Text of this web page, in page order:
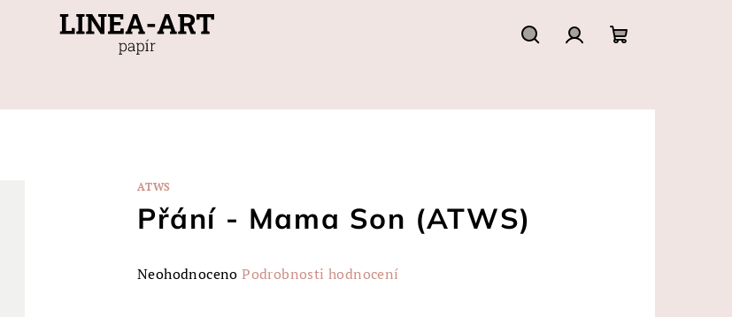
košík
ATWS
Přání - Mama Son (ATWS)
Průměrné
Neohodnoceno Podrobnosti hodnocení